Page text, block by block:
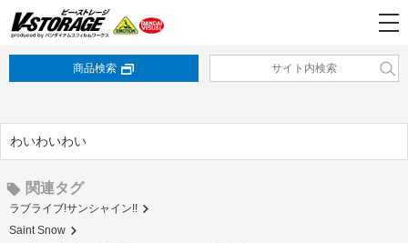
商品検索
わいわいわい
関連タグ
ラブライブ!サンシャイン!!
Saint Snow